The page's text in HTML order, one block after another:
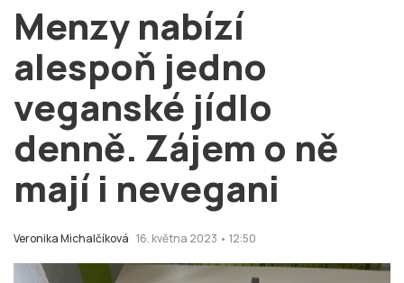
# Brno
# volby
login PŘIHLÁSIT SE
Zapomněli jste heslo?
Menzy nabízí
alespoň jedno
veganské jídlo
denně. Zájem o ně
mají i nevegani
Veronika Michalčíková 16. května 2023 • 12:50